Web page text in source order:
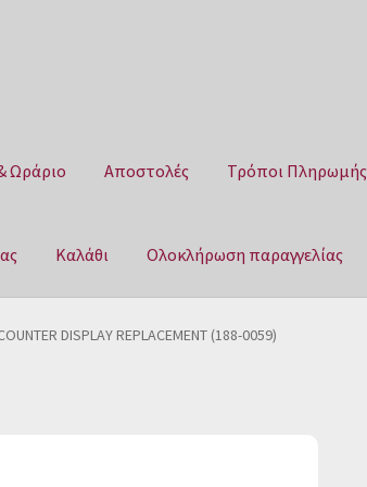
Ωράριο Αποστολές Τρόποι Πληρωμής
Καλάθι Ολοκλήρωση παραγγελίας
Τρόποι Πληρωμής Όροι Χρήσης
DISPLAY REPLACEMENT (188-0059)